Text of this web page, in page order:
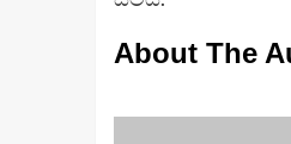
About The